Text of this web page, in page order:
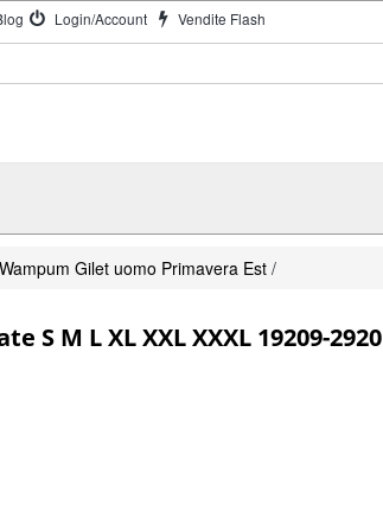
Login/Account Vendite Flash
Gilet uomo Primavera Est /
M L XL XXL XXXL 19209-2920